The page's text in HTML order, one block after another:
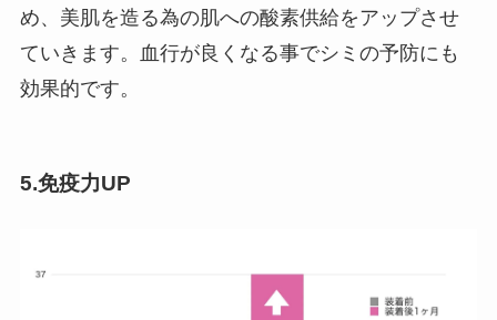
め、美肌を造る為の肌への酸素供給をアップさせ
ていきます。血行が良くなる事でシミの予防にも
効果的です。
5.免疫力UP